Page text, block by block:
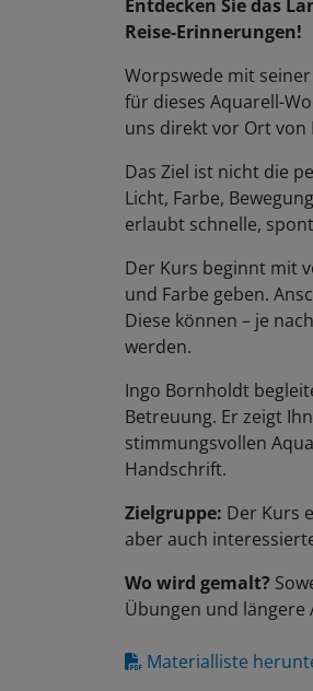
Entdecken Sie das
Reise-Erinnerungen!
Worpswede mit
für dieses Aquarell-
uns direkt vor Ort
Das Ziel ist nicht die
Licht, Farbe,
erlaubt schnelle,
Der Kurs beginnt mit
und Farbe geben.
Diese können – je
werden.
Ingo Bornholdt
Betreuung. Er zeigt
stimmungsvollen
Handschrift.
Zielgruppe: Der Kurs
aber auch
Wo wird gemalt?
Übungen und
Materialliste